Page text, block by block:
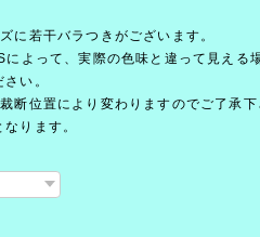
に若干バラつきがございます。
によって、実際の色味と違って見える
い。
断位置により変わりますのでご了承
ります。